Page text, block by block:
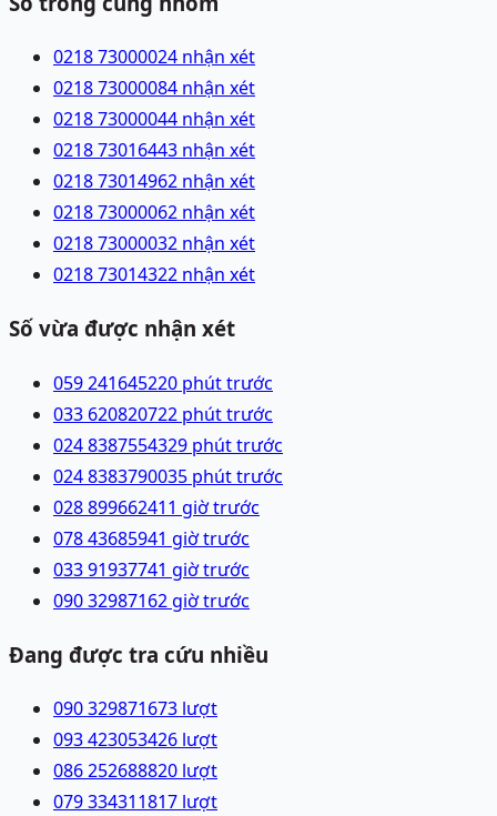
0218 73000024 nhận xét
0218 73000084 nhận xét
0218 73000044 nhận xét
0218 73016443 nhận xét
0218 73014962 nhận xét
0218 73000062 nhận xét
0218 73000032 nhận xét
0218 73014322 nhận xét
Số vừa được nhận xét
059 241645220 phút trước
033 620820722 phút trước
024 8387554329 phút trước
024 8383790035 phút trước
028 899662411 giờ trước
078 43685941 giờ trước
033 91937741 giờ trước
090 32987162 giờ trước
Đang được tra cứu nhiều
090 329871673 lượt
093 423053426 lượt
086 252688820 lượt
079 334311817 lượt